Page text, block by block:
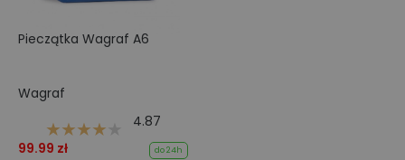
Pieczątka Wagraf A6
Wagraf
4.87
99.99 zł
do 24h